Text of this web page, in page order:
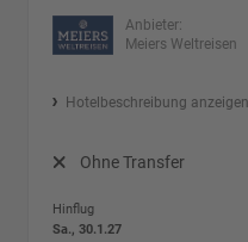
Anbieter:
Meiers Weltreisen
Hotelbeschreibung anzeigen
Ohne Transfer
Hinflug
Sa., 30.1.27